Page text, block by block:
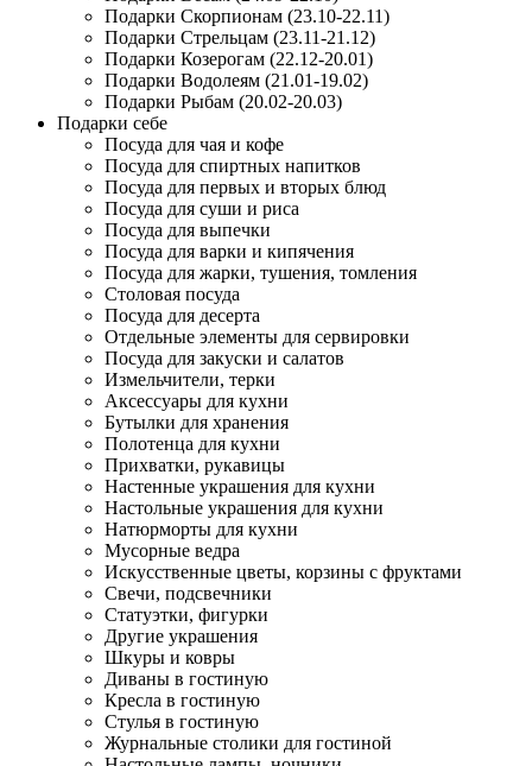
Подарки Скорпионам (23.10-22.11)
Подарки Стрельцам (23.11-21.12)
Подарки Козерогам (22.12-20.01)
Подарки Водолеям (21.01-19.02)
Подарки Рыбам (20.02-20.03)
Подарки себе
Посуда для чая и кофе
Посуда для спиртных напитков
Посуда для первых и вторых блюд
Посуда для суши и риса
Посуда для выпечки
Посуда для варки и кипячения
Посуда для жарки, тушения, томления
Столовая посуда
Посуда для десерта
Отдельные элементы для сервировки
Посуда для закуски и салатов
Измельчители, терки
Аксессуары для кухни
Бутылки для хранения
Полотенца для кухни
Прихватки, рукавицы
Настенные украшения для кухни
Настольные украшения для кухни
Натюрморты для кухни
Мусорные ведра
Искусственные цветы, корзины с фруктами
Свечи, подсвечники
Статуэтки, фигурки
Другие украшения
Шкуры и ковры
Диваны в гостиную
Кресла в гостиную
Стулья в гостиную
Журнальные столики для гостиной